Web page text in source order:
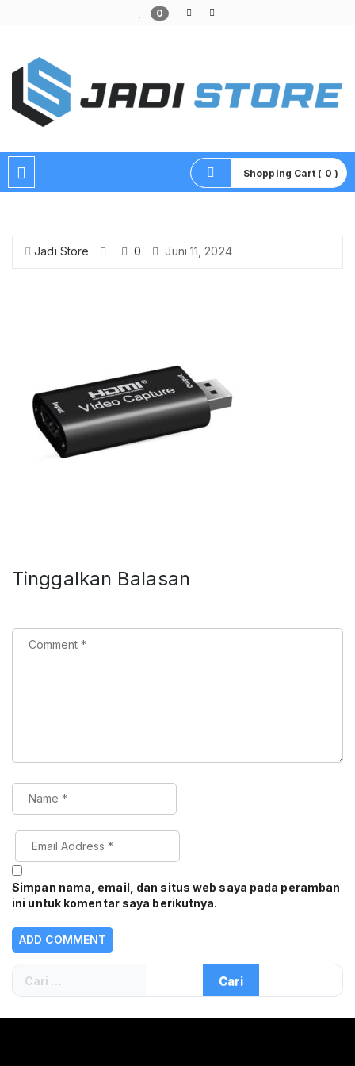
0
Shopping Cart ( 0 )
Jadi Store 0 Juni 11, 2024
Tinggalkan Balasan
Simpan nama, email, dan situs web saya pada peramban
ini untuk komentar saya berikutnya.
Cari
untuk: